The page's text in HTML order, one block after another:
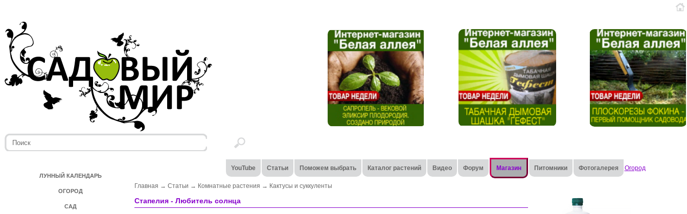
ЛУННЫЙ КАЛЕНДАРЬ
ОГОРОД
САД
YouTube Статьи Поможем выбрать Каталог растений Видео Форум Магазин Питомники Фотогалерея Огород
Главная → Статьи → Комнатные растения → Кактусы и суккуленты
Стапелия - Любитель солнца